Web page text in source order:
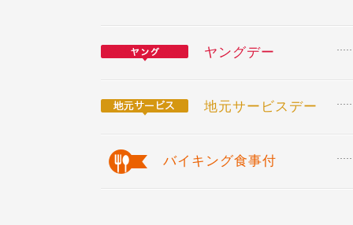
ヤングデー
地元サービスデー
バイキング食事付